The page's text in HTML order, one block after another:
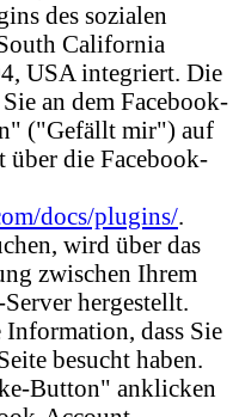
des sozialen
California
USA integriert. Die
an dem Facebook-
("Gefällt mir") auf
über die Facebook-
docs/plugins/.
wird über das
zwischen Ihrem
hergestellt.
dass Sie
besucht haben.
Button" anklicken